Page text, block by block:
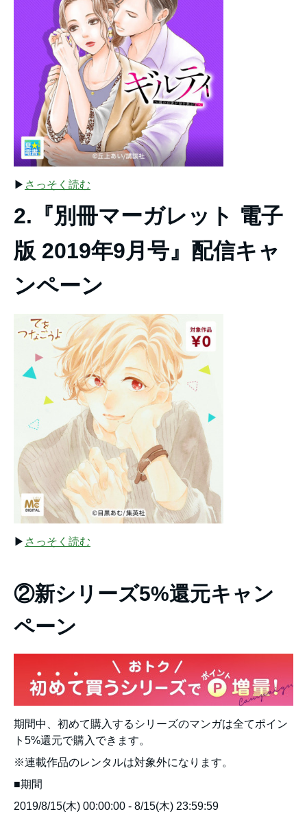
▶︎ さっそく読む
2.『別冊マーガレット 電子
版 2019年9月号』配信キャ
ンペーン
▶︎ さっそく読む
②新シリーズ5%還元キャン
ペーン
期間中、初めて購入するシリーズのマンガは全てポイン
ト5%還元で購入できます。
※連載作品のレンタルは対象外になります。
■期間
2019/8/15(木) 00:00:00 - 8/15(木) 23:59:59